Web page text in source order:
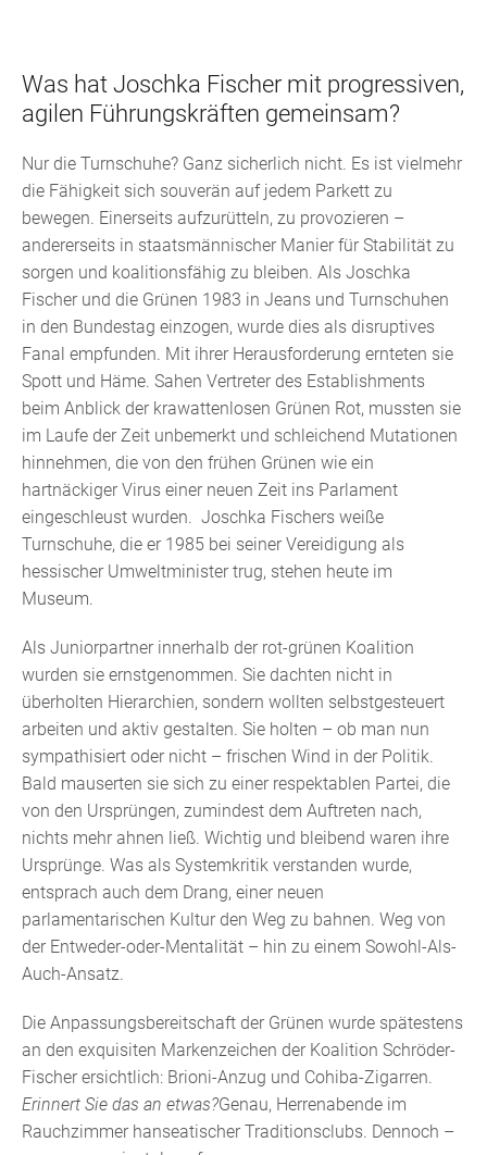
Was hat Joschka Fischer mit progressiven,
agilen Führungskräften gemeinsam?
Nur die Turnschuhe? Ganz sicherlich nicht. Es ist vielmehr
die Fähigkeit sich souverän auf jedem Parkett zu
bewegen. Einerseits aufzurütteln, zu provozieren –
andererseits in staatsmännischer Manier für Stabilität zu
sorgen und koalitionsfähig zu bleiben. Als Joschka
Fischer und die Grünen 1983 in Jeans und Turnschuhen
in den Bundestag einzogen, wurde dies als disruptives
Fanal empfunden. Mit ihrer Herausforderung ernteten sie
Spott und Häme. Sahen Vertreter des Establishments
beim Anblick der krawattenlosen Grünen Rot, mussten sie
im Laufe der Zeit unbemerkt und schleichend Mutationen
hinnehmen, die von den frühen Grünen wie ein
hartnäckiger Virus einer neuen Zeit ins Parlament
eingeschleust wurden. Joschka Fischers weiße
Turnschuhe, die er 1985 bei seiner Vereidigung als
hessischer Umweltminister trug, stehen heute im
Museum.
Als Juniorpartner innerhalb der rot-grünen Koalition
wurden sie ernstgenommen. Sie dachten nicht in
überholten Hierarchien, sondern wollten selbstgesteuert
arbeiten und aktiv gestalten. Sie holten – ob man nun
sympathisiert oder nicht – frischen Wind in der Politik.
Bald mauserten sie sich zu einer respektablen Partei, die
von den Ursprüngen, zumindest dem Auftreten nach,
nichts mehr ahnen ließ. Wichtig und bleibend waren ihre
Ursprünge. Was als Systemkritik verstanden wurde,
entsprach auch dem Drang, einer neuen
parlamentarischen Kultur den Weg zu bahnen. Weg von
der Entweder-oder-Mentalität – hin zu einem Sowohl-Als-
Auch-Ansatz.
Die Anpassungsbereitschaft der Grünen wurde spätestens
an den exquisiten Markenzeichen der Koalition Schröder-
Fischer ersichtlich: Brioni-Anzug und Cohiba-Zigarren.
Erinnert Sie das an etwas?Genau, Herrenabende im
Rauchzimmer hanseatischer Traditionsclubs. Dennoch –